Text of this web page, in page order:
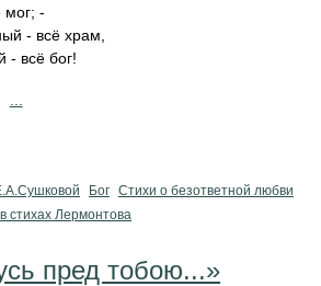
мог; -
- всё храм,
- всё бог!
Бог Стихи о безответной любви
стихах Лермонтова
пред тобою...»